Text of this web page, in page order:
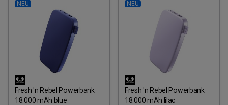
NEU
Fresh 'n Rebel Powerbank
18.000 mAh blue
NEU
Fresh 'n Rebel Powerbank
18.000 mAh lilac